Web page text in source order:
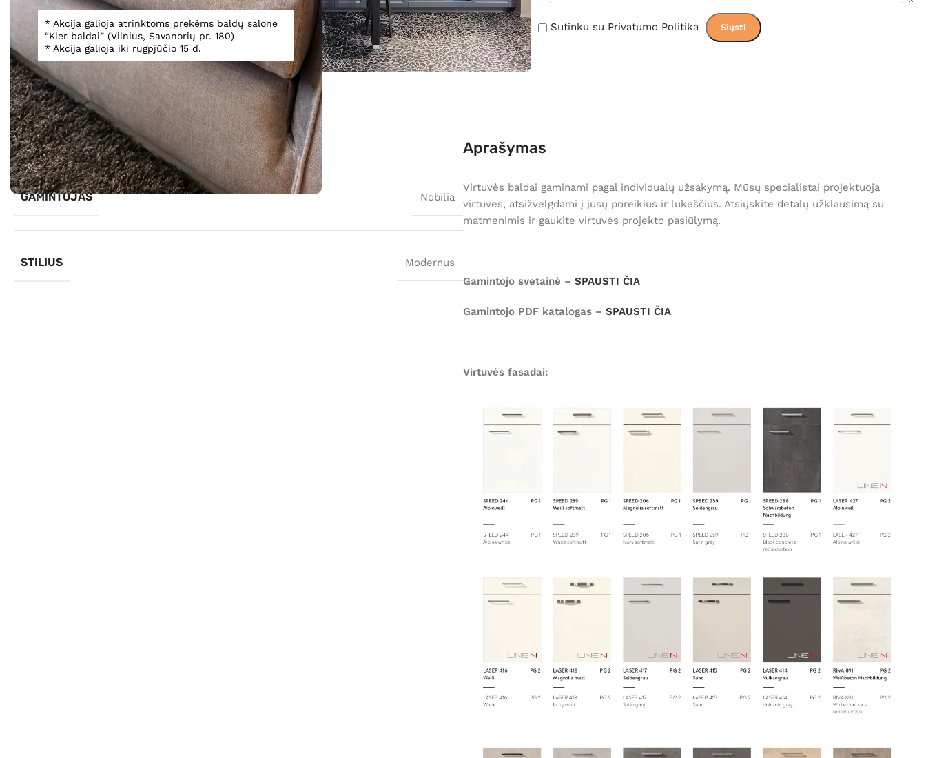
* Akcija galioja atrinktoms prekėms baldų salone
“Kler baldai” (Vilnius, Savanorių pr. 180)
* Akcija galioja iki rugpjūčio 15 d.Spustelėkite, norėdami padidinti
Sutinku su Privatumo Politika
Informacija
GAMINTOJAS Nobilia
STILIUS Modernus
Aprašymas
Virtuvės baldai gaminami pagal individualų užsakymą. Mūsų specialistai projektuoja
virtuves, atsižvelgdami į jūsų poreikius ir lūkeščius. Atsiųskite detalų užklausimą su
matmenimis ir gaukite virtuvės projekto pasiūlymą.
Gamintojo svetainė – SPAUSTI ČIA
Gamintojo PDF katalogas – SPAUSTI ČIA
Virtuvės fasadai: